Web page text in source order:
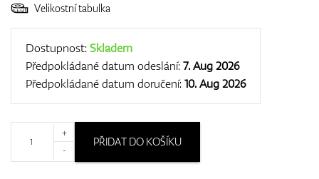
Velikostní tabulka
Dostupnost:Skladem
Předpokládané datum odeslání:7. Aug 2026
Předpokládané datum doručení:10. Aug 2026
+
-
PŘIDAT DO KOŠÍKU